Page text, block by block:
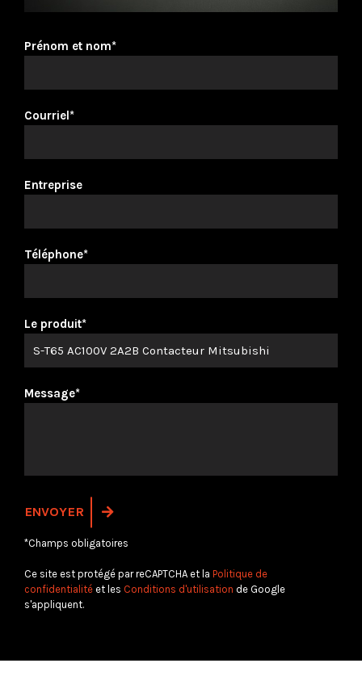
Prénom et nom*
Courriel*
Entreprise
Téléphone*
Le produit*
Message*
*Champs obligatoires
Ce site est protégé par reCAPTCHA et la Politique de
confidentialité et les Conditions d'utilisation de Google
s'appliquent.